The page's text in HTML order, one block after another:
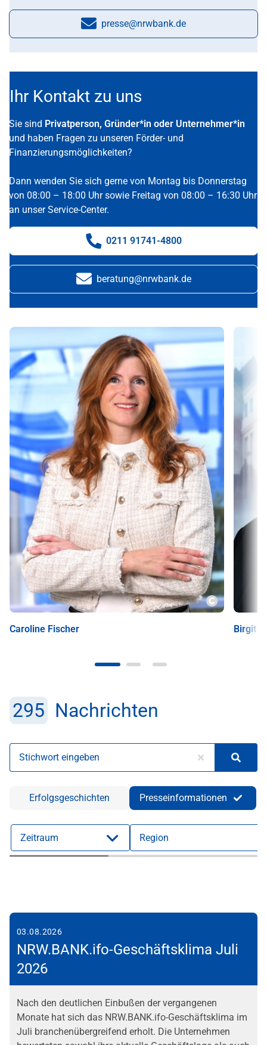
E-Mail:
presse@nrwbank.de
Ihr Kontakt zu uns
Sie sind Privatperson, Gründer*in oder Unternehmer*in
und haben Fragen zu unseren Förder- und
Finanzierungsmöglichkeiten?
Dann wenden Sie sich gerne von Montag bis Donnerstag
von 08:00 – 18:00 Uhr sowie Freitag von 08:00 – 16:30 Uhr
an unser Service-Center.
Telefonnummer:
0211 91741-4800
E-Mail:
beratung@nrwbank.de
Copyright
Caroline Fischer
Birgit
295 Nachrichten
Stichwort eingeben
Erfolgsgeschichten Presseinformationen
Zeitraum Region
03.08.2026
NRW.BANK.ifo-Geschäftsklima Juli
2026
Nach den deutlichen Einbußen der vergangenen
Monate hat sich das NRW.BANK.ifo-Geschäftsklima im
Juli branchenübergreifend erholt. Die Unternehmen